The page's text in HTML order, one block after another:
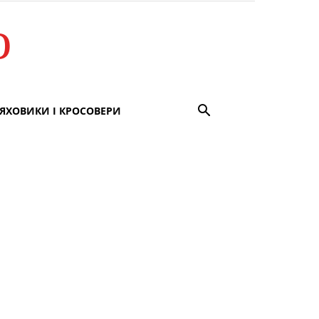
І КРОСОВЕРИ